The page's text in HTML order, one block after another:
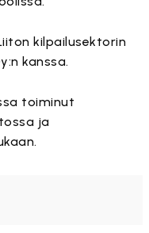
kilpailusektorin
kanssa.
toiminut
ja